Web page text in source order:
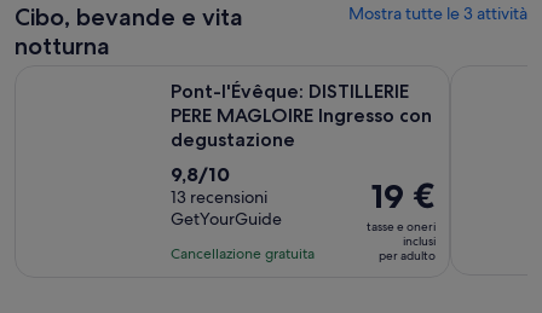
di
adulto
Cibo, bevande e vita
notturna
Mostra tutte le 3 attività
Pont-l'Évêque: DISTILLERIE
PERE MAGLOIRE Ingresso con
degustazione
Valutazione
di
9.8
su
9,8/10
13 recensioni
GetYourGuide
Cancellazione gratuita
Il
prezzo
è
19 €
19 €
tasse e oneri
inclusi
per adulto
Pont-l'Évêque: DISTILLERIE PERE MAGLOIRE Ingresso con